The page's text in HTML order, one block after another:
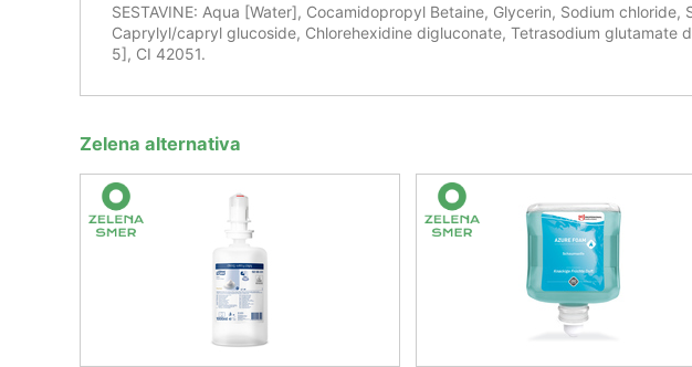
SESTAVINE: Aqua [Water], Cocamidopropyl Betaine, Glycerin, Sodium
Caprylyl/capryl glucoside, Chlorehexidine digluconate, Tetrasodium glutamate
5], CI 42051.
Zelena alternativa